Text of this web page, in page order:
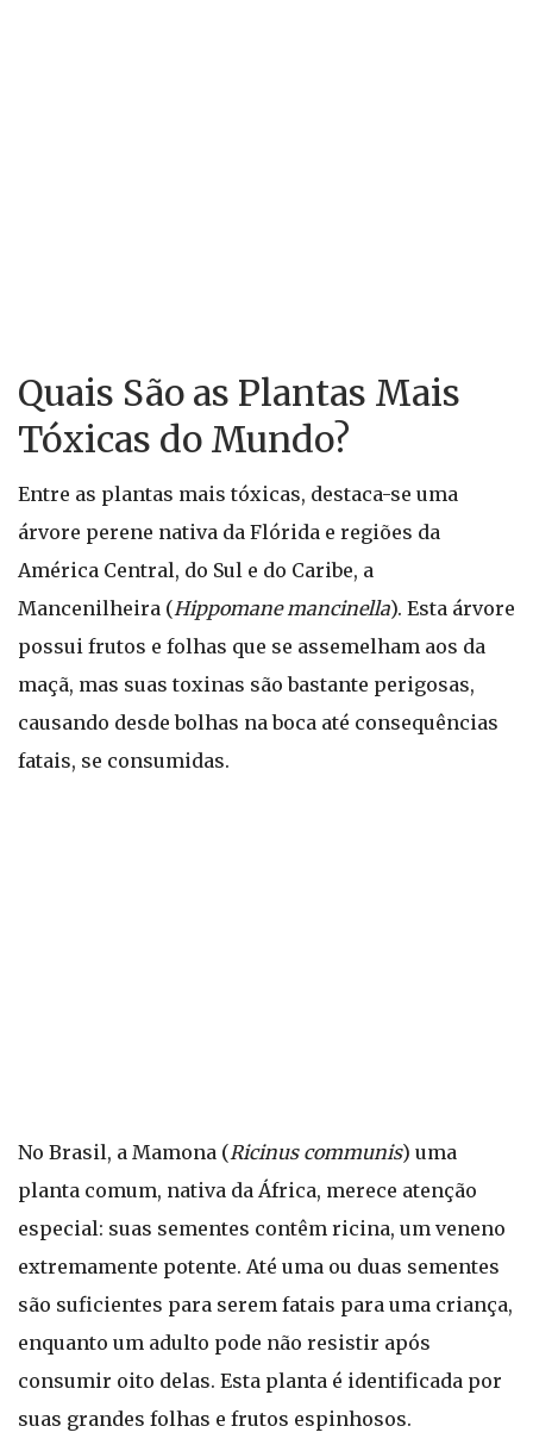
Quais São as Plantas Mais
Tóxicas do Mundo?
Entre as plantas mais tóxicas, destaca-se uma
árvore perene nativa da Flórida e regiões da
América Central, do Sul e do Caribe, a
Mancenilheira (Hippomane mancinella). Esta árvore
possui frutos e folhas que se assemelham aos da
maçã, mas suas toxinas são bastante perigosas,
causando desde bolhas na boca até consequências
fatais, se consumidas.
No Brasil, a Mamona (Ricinus communis) uma
planta comum, nativa da África, merece atenção
especial: suas sementes contêm ricina, um veneno
extremamente potente. Até uma ou duas sementes
são suficientes para serem fatais para uma criança,
enquanto um adulto pode não resistir após
consumir oito delas. Esta planta é identificada por
suas grandes folhas e frutos espinhosos.